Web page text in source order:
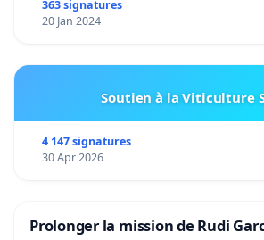
363 signatures
20 Jan 2024
Soutien à la Viticulture
4 147 signatures
30 Apr 2026
Prolonger la mission de Rudi